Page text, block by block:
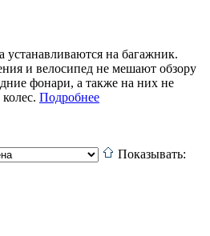
устанавливаются на багажник.
и велосипед не мешают обзору
фонари, а также на них не
Подробнее
Показывать: